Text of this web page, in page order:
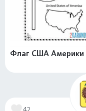
Флаг США Америки
42